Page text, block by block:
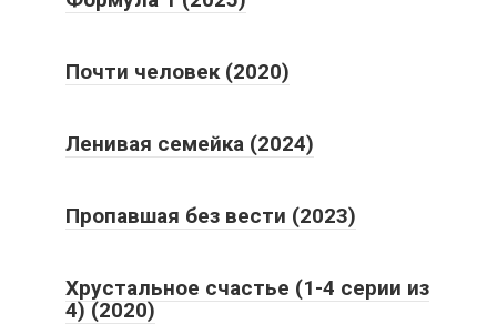
Почти человек (2020)
Ленивая семейка (2024)
Пропавшая без вести (2023)
Хрустальное счастье (1-4 серии из
4) (2020)